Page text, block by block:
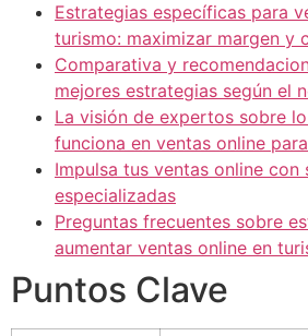
Estrategias específicas para
turismo: maximizar margen y
Comparativa y
mejores estrategias según el
La visión de expertos sobre
funciona en ventas online
Impulsa tus ventas online
especializadas
Preguntas frecuentes sobre
aumentar ventas online en
Puntos Clave